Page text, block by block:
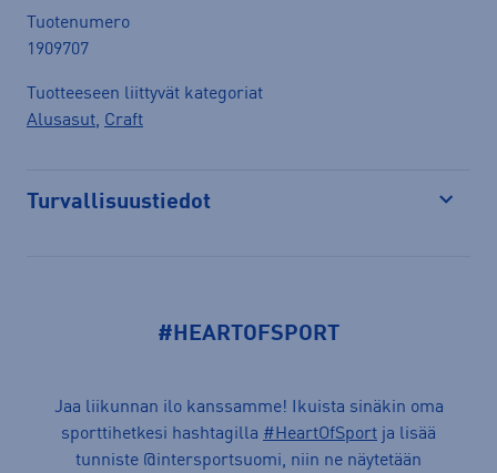
Tuotenumero
1909707
Tuotteeseen liittyvät kategoriat
Alusasut, Craft
Turvallisuustiedot
#HEARTOFSPORT
Jaa liikunnan ilo kanssamme! Ikuista sinäkin oma
sporttihetkesi hashtagilla #HeartOfSport ja lisää
tunniste @intersportsuomi, niin ne näytetään